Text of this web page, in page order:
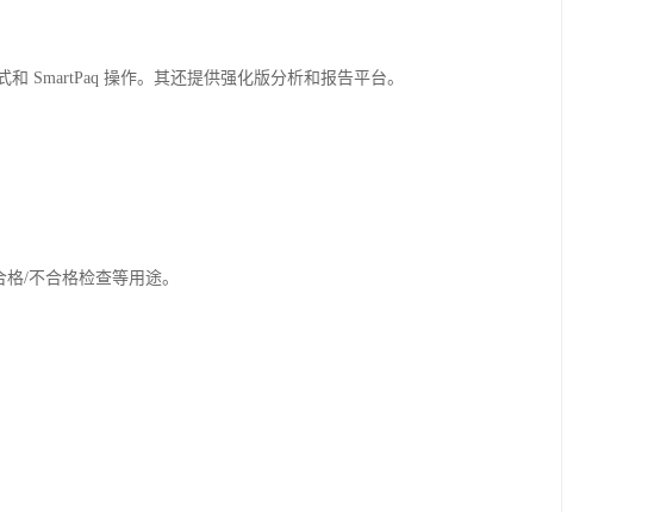
SmartPaq 操作。其还提供强化版分析和报告平台。
/不合格检查等用途。